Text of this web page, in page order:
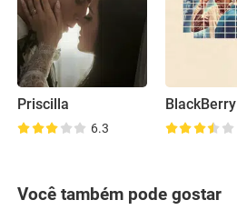
Priscilla
6.3
BlackBerry
Você também pode gostar